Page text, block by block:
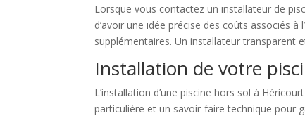
Lorsque vous contactez un installateur de
d’avoir une idée précise des coûts associés
supplémentaires. Un installateur transparent
Installation de votre
L’installation d’une piscine hors sol à
particulière et un savoir-faire technique pour